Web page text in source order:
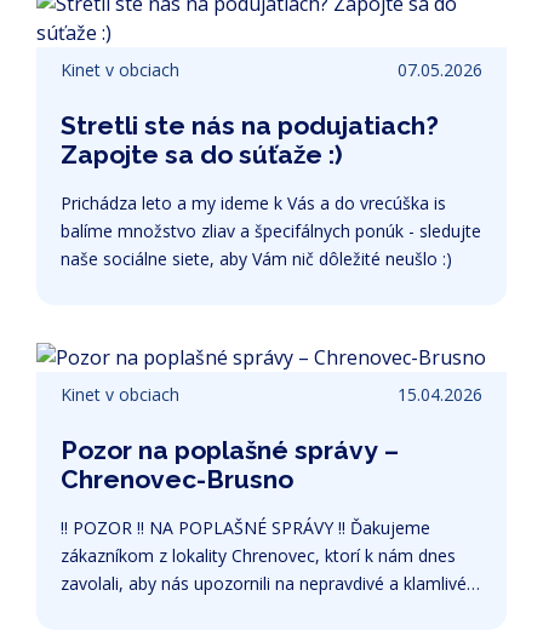
Kinet v obciach 07.05.2026
Stretli ste nás na podujatiach?
Zapojte sa do súťaže :)
Prichádza leto a my ideme k Vás a do vrecúška is
balíme množstvo zliav a špecifálnych ponúk - sledujte
naše sociálne siete, aby Vám nič dôležité neušlo :)
Kinet v obciach 15.04.2026
Pozor na poplašné správy –
Chrenovec-Brusno
‼ POZOR ‼ NA POPLAŠNÉ SPRÁVY ‼ Ďakujeme
zákazníkom z lokality Chrenovec, ktorí k nám dnes
zavolali, aby nás upozornili na nepravdivé a klamlivé